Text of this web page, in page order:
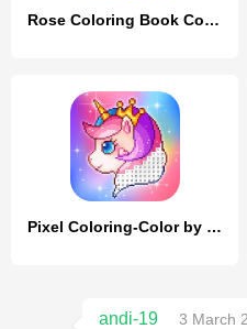
Rose Coloring Book Color Games
Pixel Coloring-Color by number
andi-19
3 March